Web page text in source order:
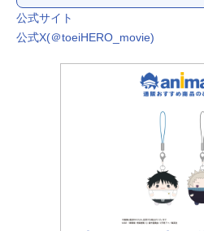
アナウンサー：竹達彩奈
公式サイト
公式X(＠toeiHERO_movie)